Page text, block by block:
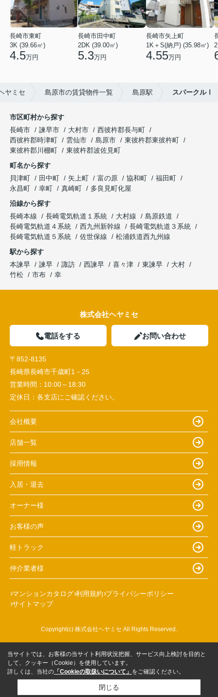
長崎市東町
3K (39.66㎡)
4.5万円
長崎市田中町
2DK (39.00㎡)
5.3万円
長崎市矢上町
1K＋S(納戸) (35.98㎡)
4.55万円
ヤミセ 島原市の賃貸物件一覧 島原駅 スパークルⅠ
市区町村から探す
長崎市
諫早市 大村市
西彼杵郡長与町
西彼杵郡時津町
雲仙市 島原市
東彼杵郡東彼杵町
東彼杵郡川棚町
東彼杵郡波佐見町
町名から探す
貝津町
田中町 矢上町 富の原 協和町
福田町
永昌町
幸町 真崎町
多良見町化屋
沿線から探す
長崎本線
長崎電気軌道１系統 大村線
島原鉄道
長崎電気軌道４系統
西九州新幹線
長崎電気軌道３系統
長崎電気軌道５系統
佐世保線
松浦鉄道西九州線
駅から探す
本諫早
諫早 諏訪 西諫早 喜々津 東諫早
大村
竹松
市布 幸
株式会社ヘヤミセ
電話をする お問い合わせ
〒852-8135
長崎県長崎市千歳町1－25
営業時間： 10:00～18:30
定休日： 各支店にご確認ください。
会社概要
店舗一覧
採用情報
入居・退去
オーナー様
お客様の声
軽トラック
仲介業者様
マンションカタログ 利用規約 プライバシーポリシー
サイトマップ
Copyright(c) 株式会社ヘヤミセ All Rights Reserved.
当サイトでは、お客様の当サイト利用状況把握、サービス向上検討を目的と
して、クッキー（Cookie）を使用しています。
詳しくは、当社の 「Cookieの取扱いについて」 をご確認ください。
閉じる